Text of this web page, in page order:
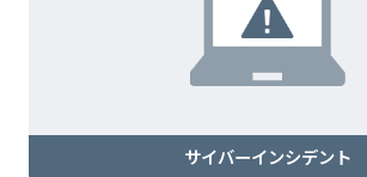
サイバーインシデント